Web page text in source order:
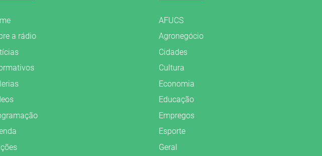
a rádio
AFUCS
Agronegócio
Cidades
Cultura
Economia
Educação
Empregos
Esporte
Geral